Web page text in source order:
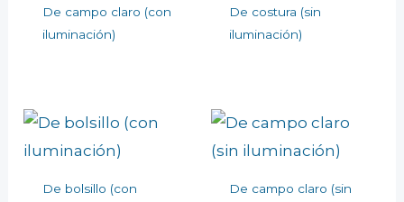
De campo claro (con
iluminación)
De costura (sin
iluminación)
De bolsillo (con
De campo claro (sin